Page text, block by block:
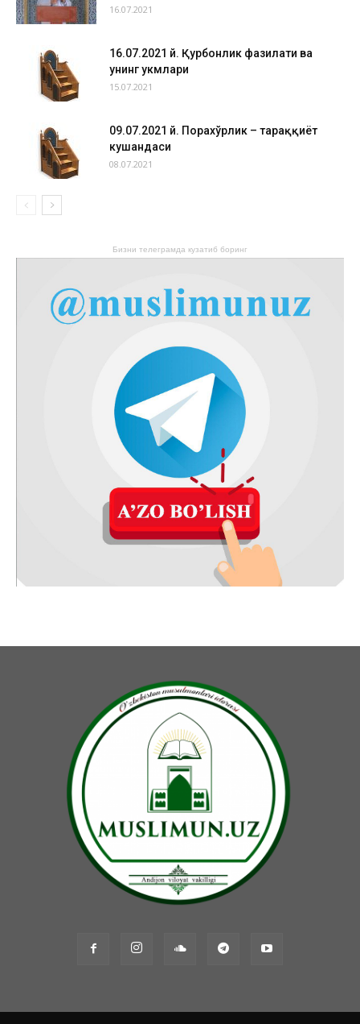
16.07.2021
16.07.2021 й. Қурбонлик фазилати ва
унинг ҳукмлари
15.07.2021
09.07.2021 й. Порахўрлик – тараққиёт
кушандаси
08.07.2021
Бизни телеграмда кузатиб боринг